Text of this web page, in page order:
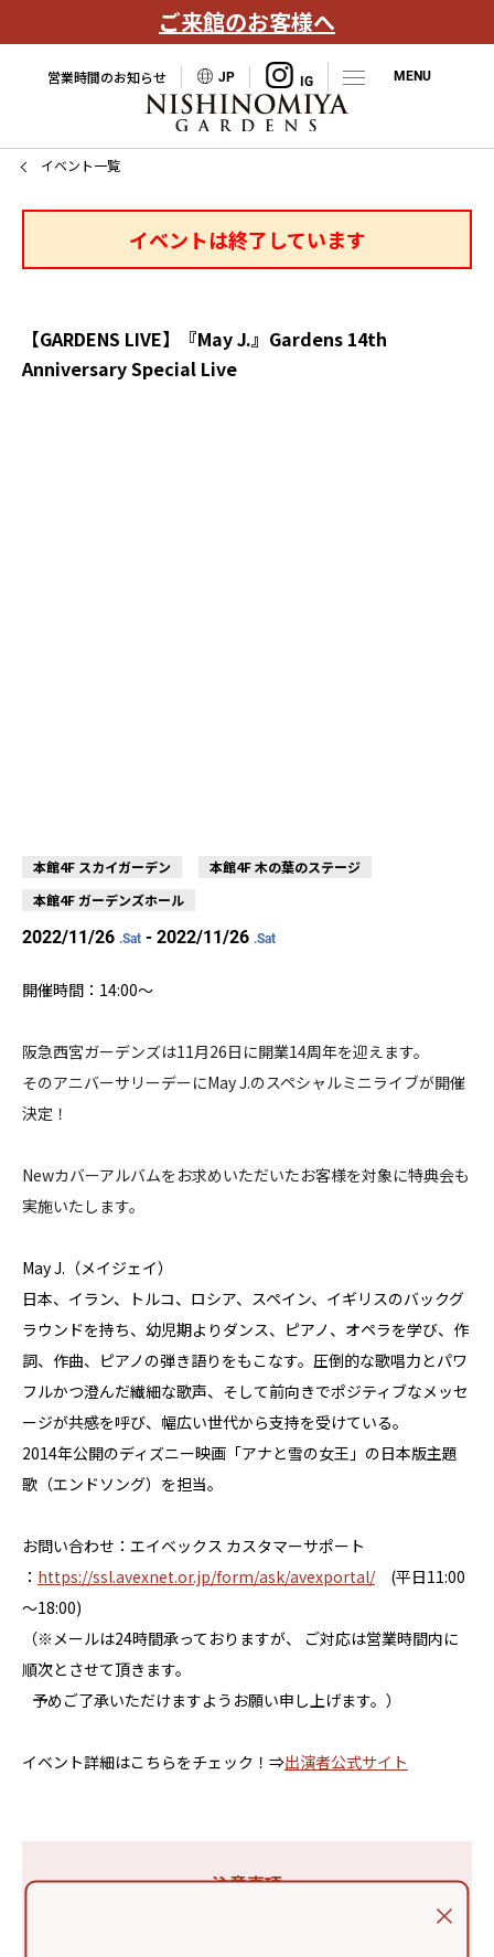
ご来館のお客様へ
営業時間のお知らせ JP
イベント一覧
イベントは終了しています
【GARDENS LIVE】『May J.』Gardens 14th
Anniversary Special Live
本館4F スカイガーデン
本館4F 木の葉のステージ
本館4F ガーデンズホール
2022/11/26 .Sat - 2022/11/26 .Sat
開催時間：14:00〜
阪急西宮ガーデンズは11月26日に開業14周年を迎えます。
そのアニバーサリーデーにMay J.のスペシャルミニライブが開催
決定！
Newカバーアルバムをお求めいただいたお客様を対象に特典会も
実施いたします。
May J.（メイジェイ）
日本、イラン、トルコ、ロシア、スペイン、イギリスのバックグ
ラウンドを持ち、幼児期よりダンス、ピアノ、オペラを学び、作
詞、作曲、ピアノの弾き語りをもこなす。圧倒的な歌唱力とパワ
フルかつ澄んだ繊細な歌声、そして前向きでポジティブなメッセ
ージが共感を呼び、幅広い世代から支持を受けている。
2014年公開のディズニー映画「アナと雪の女王」の日本版主題
歌（エンドソング）を担当。
お問い合わせ：エイベックス カスタマーサポート
： https://ssl.avexnet.or.jp/form/ask/avexportal/(平日11:00
～18:00)
（※メールは24時間承っておりますが、 ご対応は営業時間内に
順次とさせて頂きます。
予めご了承いただけますようお願い申し上げます。）
イベント詳細はこちらをチェック！⇒出演者公式サイト
注意事項